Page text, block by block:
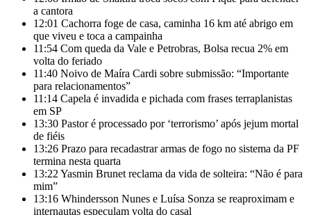
a cantora
12:01 Cachorra foge de casa, caminha 16 km até abrigo em
que viveu e toca a campainha
11:54 Com queda da Vale e Petrobras, Bolsa recua 2% em
volta do feriado
11:40 Noivo de Maíra Cardi sobre submissão: “Importante
para relacionamentos”
11:14 Capela é invadida e pichada com frases terraplanistas
em SP
13:30 Pastor é processado por ‘terrorismo’ após jejum mortal
de fiéis
13:26 Prazo para recadastrar armas de fogo no sistema da PF
termina nesta quarta
13:22 Yasmin Brunet reclama da vida de solteira: “Não é para
mim”
13:16 Whindersson Nunes e Luísa Sonza se reaproximam e
internautas especulam volta do casal